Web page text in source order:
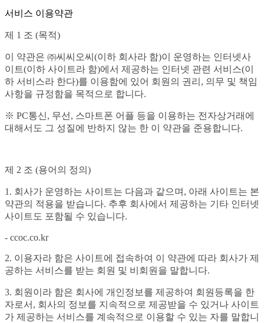
서비스 이용약관
제 1 조 (목적)
이 약관은 ㈜씨씨오씨(이하 회사라 함)이 운영하는 인터넷사
이트(이하 사이트라 함)에서 제공하는 인터넷 관련 서비스(이
하 서비스라 한다)를 이용함에 있어 회원의 권리, 의무 및 책임
사항을 규정함을 목적으로 합니다.
※ PC통신, 무선, 스마트폰 어플 등을 이용하는 전자상거래에
대해서도 그 성질에 반하지 않는 한 이 약관을 준용합니다.
제 2 조 (용어의 정의)
1. 회사가 운영하는 사이트는 다음과 같으며, 아래 사이트는 본
약관의 적용을 받습니다. 추후 회사에서 제공하는 기타 인터넷
사이트도 포함될 수 있습니다.
- ccoc.co.kr
2. 이용자라 함은 사이트에 접속하여 이 약관에 따라 회사가 제
공하는 서비스를 받는 회원 및 비회원을 말합니다.
3. 회원이라 함은 회사에 개인정보를 제공하여 회원등록을 한
자로서, 회사의 정보를 지속적으로 제공받을 수 있거나 사이트
가 제공하는 서비스를 계속적으로 이용할 수 있는 자를 말합니